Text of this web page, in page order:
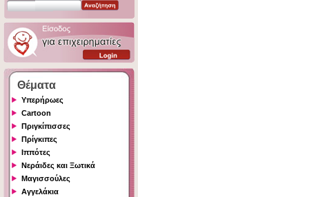
Θέματα
Υπερήρωες
Cartoon
Πριγκίπισσες
Πρίγκιπες
Ιππότες
Νεράιδες και Ξωτικά
Μαγισσούλες
Αγγελάκια